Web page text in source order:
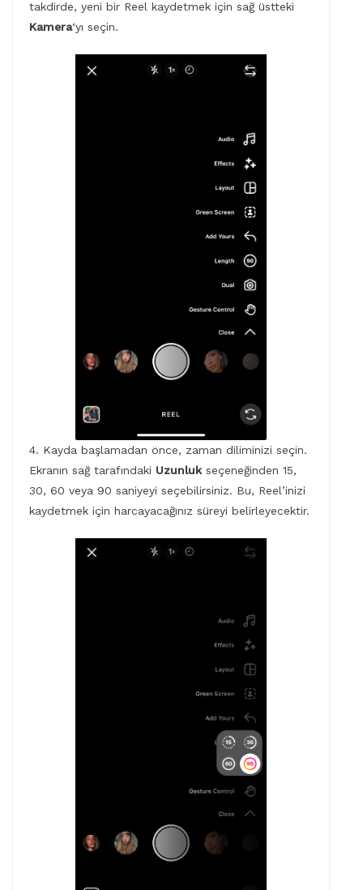
takdirde, yeni bir Reel kaydetmek için sağ üstteki
Kamera‘yı seçin.
4. Kayda başlamadan önce, zaman diliminizi seçin.
Ekranın sağ tarafındaki Uzunlukseçeneğinden 15,
30, 60 veya 90 saniyeyi seçebilirsiniz. Bu, Reel’inizi
kaydetmek için harcayacağınız süreyi belirleyecektir.